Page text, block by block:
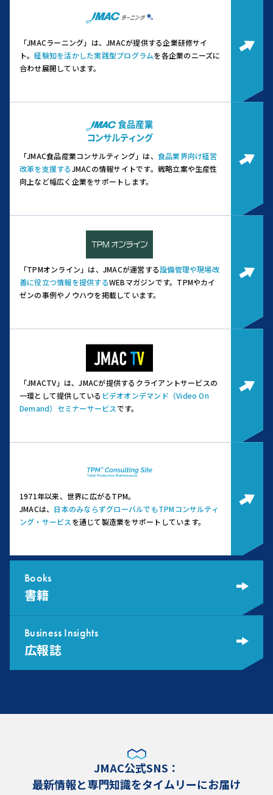
「JMACラーニング」は、JMACが提供する企業研修サイ
ト。経験知を活かした実践型プログラムを各企業のニーズに
合わせ展開しています。
「JMAC食品産業コンサルティング」は、 食品業界向け経営
改革を支援するJMACの情報サイトです。 戦略立案や生産性
向上など幅広く企業をサポートします。
「TPMオンライン」は、JMACが運営する設備管理や現場改
善に役立つ情報を提供するWEBマガジンです。 TPMやカイ
ゼンの事例やノウハウを掲載しています。
「JMACTV」は、JMACが提供するクライアントサービスの
一環として提供している ビデオオンデマンド（Video On
Demand）セミナーサービスです。
1971年以来、世界に広がるTPM。
JMACは、 日本のみならずグローバルでもTPMコンサルティ
ング・サービス を通じて製造業をサポートしています。
Books
書籍
Business Insights
広報誌
JMAC公式SNS：
最新情報と専門知識をタイムリーにお届け